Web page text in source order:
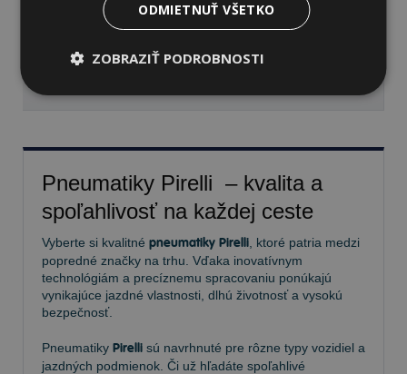
Nie je skladom
355,59 €
Pneumatiky Pirelli – kvalita a
spoľahlivosť na každej ceste
Vyberte si kvalitné pneumatiky Pirelli , ktoré patria medzi
popredné značky na trhu. Vďaka inovatívnym
technológiám a precíznemu spracovaniu ponúkajú
vynikajúce jazdné vlastnosti, dlhú životnosť a vysokú
bezpečnosť.
Pneumatiky Pirelli sú navrhnuté pre rôzne typy vozidiel a
jazdných podmienok. Či už hľadáte spoľahlivé
ODMIETNUŤ VŠETKO
ZOBRAZIŤ PODROBNOSTI